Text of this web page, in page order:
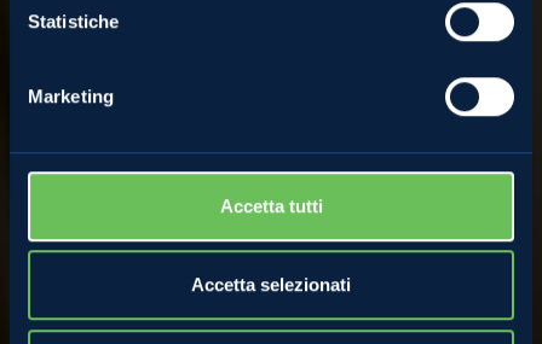
Statistiche
Marketing
Accetta tutti
Accetta selezionati